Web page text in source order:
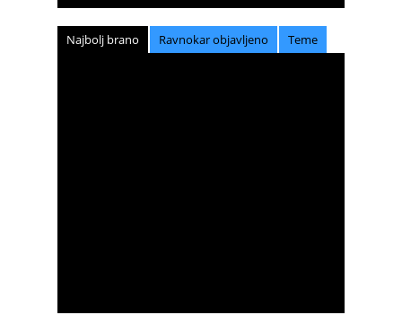
Najbolj brano Ravnokar objavljeno Teme